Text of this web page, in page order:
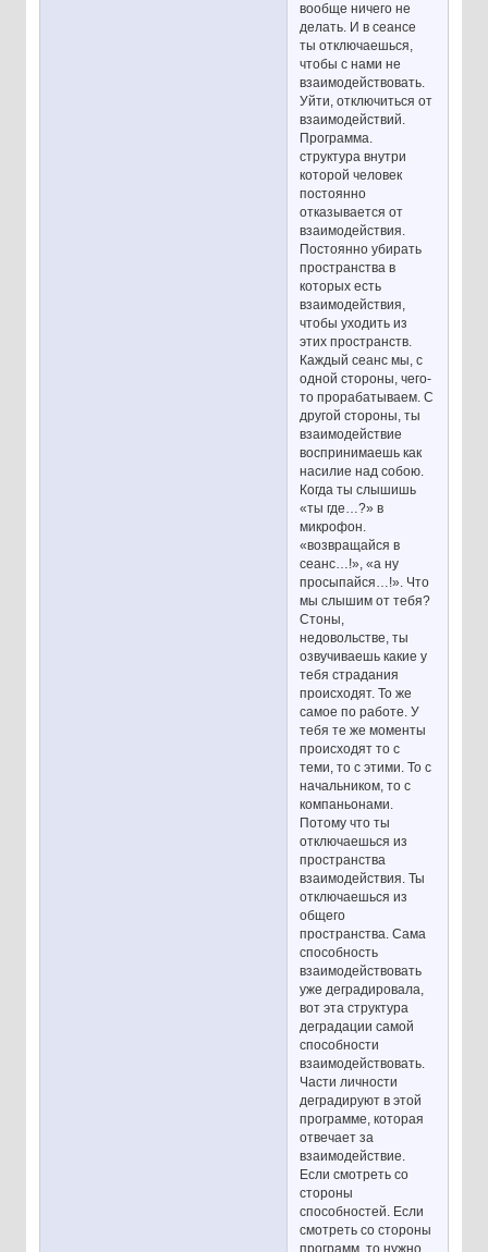
вообще ничего не
делать. И в сеансе
ты отключаешься,
чтобы с нами не
взаимодействовать.
Уйти, отключиться от
взаимодействий.
Программа.
структура внутри
которой человек
постоянно
отказывается от
взаимодействия.
Постоянно убирать
пространства в
которых есть
взаимодействия,
чтобы уходить из
этих пространств.
Каждый сеанс мы, с
одной стороны, чего-
то прорабатываем. С
другой стороны, ты
взаимодействие
воспринимаешь как
насилие над собою.
Когда ты слышишь
«ты где…?» в
микрофон.
«возвращайся в
сеанс…!», «а ну
просыпайся…!». Что
мы слышим от тебя?
Стоны,
недовольстве, ты
озвучиваешь какие у
тебя страдания
происходят. То же
самое по работе. У
тебя те же моменты
происходят то с
теми, то с этими. То с
начальником, то с
компаньонами.
Потому что ты
отключаешься из
пространства
взаимодействия. Ты
отключаешься из
общего
пространства. Сама
способность
взаимодействовать
уже деградировала,
вот эта структура
деградации самой
способности
взаимодействовать.
Части личности
деградируют в этой
программе, которая
отвечает за
взаимодействие.
Если смотреть со
стороны
способностей. Если
смотреть со стороны